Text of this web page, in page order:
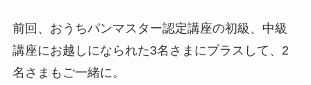
前回、おうちパンマスター認定講座の初級、中級
講座にお越しになられた3名さまにプラスして、2
名さまもご一緒に。